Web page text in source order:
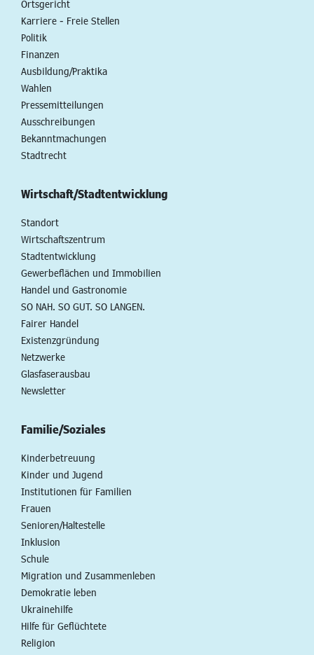
Ortsgericht
Karriere - Freie Stellen
Politik
Finanzen
Ausbildung/Praktika
Wahlen
Pressemitteilungen
Ausschreibungen
Bekanntmachungen
Stadtrecht
Wirtschaft/Stadtentwicklung
Standort
Wirtschaftszentrum
Stadtentwicklung
Gewerbeflächen und Immobilien
Handel und Gastronomie
SO NAH. SO GUT. SO LANGEN.
Fairer Handel
Existenzgründung
Netzwerke
Glasfaserausbau
Newsletter
Familie/Soziales
Kinderbetreuung
Kinder und Jugend
Institutionen für Familien
Frauen
Senioren/Haltestelle
Inklusion
Schule
Migration und Zusammenleben
Demokratie leben
Ukrainehilfe
Hilfe für Geflüchtete
Religion